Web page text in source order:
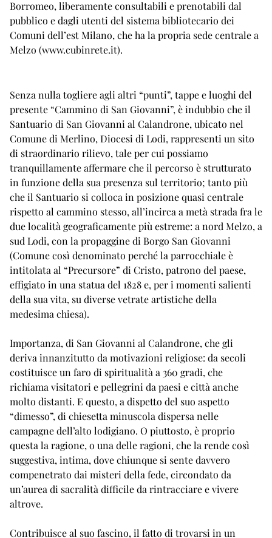
Borromeo, liberamente consultabili e prenotabili dal
pubblico e dagli utenti del sistema bibliotecario dei
Comuni dell’est Milano, che ha la propria sede centrale a
Melzo (www.cubinrete.it).
Senza nulla togliere agli altri “punti”, tappe e luoghi del
presente “Cammino di San Giovanni”, è indubbio che il
Santuario di San Giovanni al Calandrone, ubicato nel
Comune di Merlino, Diocesi di Lodi, rappresenti un sito
di straordinario rilievo, tale per cui possiamo
tranquillamente affermare che il percorso è strutturato
in funzione della sua presenza sul territorio; tanto più
che il Santuario si colloca in posizione quasi centrale
rispetto al cammino stesso, all’incirca a metà strada fra le
due località geograficamente più estreme: a nord Melzo, a
sud Lodi, con la propaggine di Borgo San Giovanni
(Comune così denominato perché la parrocchiale è
intitolata al “Precursore” di Cristo, patrono del paese,
effigiato in una statua del 1828 e, per i momenti salienti
della sua vita, su diverse vetrate artistiche della
medesima chiesa).
Importanza, di San Giovanni al Calandrone, che gli
deriva innanzitutto da motivazioni religiose: da secoli
costituisce un faro di spiritualità a 360 gradi, che
richiama visitatori e pellegrini da paesi e città anche
molto distanti. E questo, a dispetto del suo aspetto
“dimesso”, di chiesetta minuscola dispersa nelle
campagne dell’alto lodigiano. O piuttosto, è proprio
questa la ragione, o una delle ragioni, che la rende così
suggestiva, intima, dove chiunque si sente davvero
compenetrato dai misteri della fede, circondato da
un’aurea di sacralità difficile da rintracciare e vivere
altrove.
Contribuisce al suo fascino, il fatto di trovarsi in un